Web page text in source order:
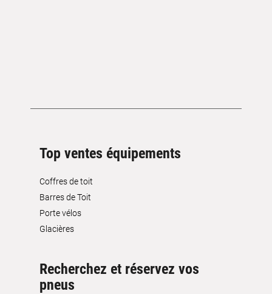
Top ventes équipements
Coffres de toit
Barres de Toit
Porte vélos
Glacières
Recherchez et réservez vos
pneus